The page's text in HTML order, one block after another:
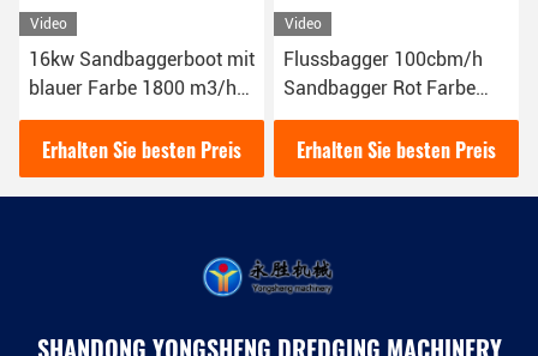
Video
16kw Sandbaggerboot mit
blauer Farbe 1800 m3/h
für das Flussgraben
YSCSD350
Erhalten Sie besten Preis
Video
Flussbagger 100cbm/h
Sandbagger Rot Farbe
16kw
Schlammbaggerboot
Erhalten Sie besten Preis
SHANDONG YONGSHENG DREDGING MACHINERY